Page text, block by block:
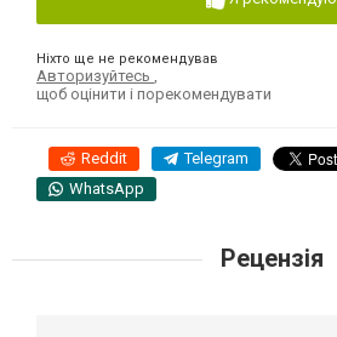
Ніхто ще не рекомендував
Авторизуйтесь
щоб оцінити і порекомендувати
Reddit Telegram
WhatsApp
Рецензія